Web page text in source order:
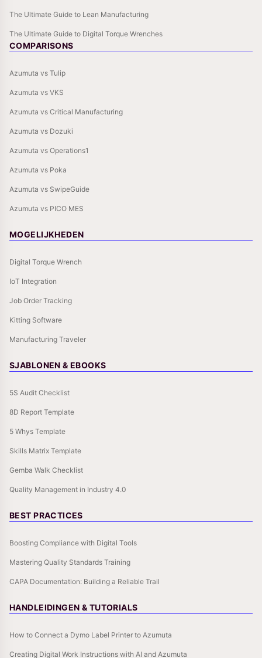
The Ultimate Guide to Lean Manufacturing
The Ultimate Guide to Digital Torque Wrenches
COMPARISONS
Azumuta vs Tulip
Azumuta vs VKS
Azumuta vs Critical Manufacturing
Azumuta vs Dozuki
Azumuta vs Operations1
Azumuta vs Poka
Azumuta vs SwipeGuide
Azumuta vs PICO MES
MOGELIJKHEDEN
Digital Torque Wrench
IoT Integration
Job Order Tracking
Kitting Software
Manufacturing Traveler
SJABLONEN & EBOOKS
5S Audit Checklist
8D Report Template
5 Whys Template
Skills Matrix Template
Gemba Walk Checklist
Quality Management in Industry 4.0
BEST PRACTICES
Boosting Compliance with Digital Tools
Mastering Quality Standards Training
CAPA Documentation: Building a Reliable Trail
HANDLEIDINGEN & TUTORIALS
How to Connect a Dymo Label Printer to Azumuta
Creating Digital Work Instructions with AI and Azumuta